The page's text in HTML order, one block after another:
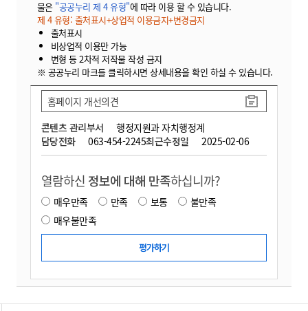
물은 "공공누리 제 4 유형"에 따라 이용 할 수 있습니다.
제 4 유형: 출처표시+상업적 이용금지+변경금지
출처표시
비상업적 이용만 가능
변형 등 2차적 저작물 작성 금지
※ 공공누리 마크를 클릭하시면 상세내용을 확인 하실 수 있습니다.
콘텐츠 관리부서
행정지원과 자치행정계
담당전화
063-454-2245최근수정일 2025-02-06
홈페이지 개선의견
열람하신 정보에 대해 만족하십니까?
매우만족 만족 보통
불만족
매우불만족